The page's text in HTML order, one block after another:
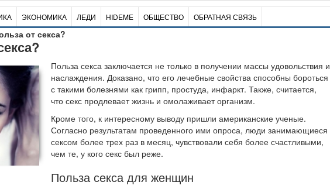
ЭКОНОМИКА ЛЕДИ HIDEME ОБЩЕСТВО ОБРАТНАЯ СВЯЗЬ
от секса?
Польза секса заключается не только в получении массы удовольствия и
наслаждения. Доказано, что его лечебные свойства способны бороться
с такими болезнями как грипп, простуда, инфаркт. Также, считается,
что секс продлевает жизнь и омолаживает организм.
Кроме того, к интересному выводу пришли американские ученые.
Согласно результатам проведенного ими опроса, люди занимающиеся
сексом более трех раз в месяц, чувствовали себя более счастливыми,
чем те, у кого секс был реже.
Польза секса для женщин